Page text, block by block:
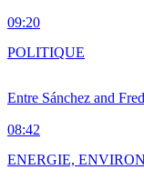
09:20
Entre Sánchez and
08:42
POLITIQUE
ENERGIE,